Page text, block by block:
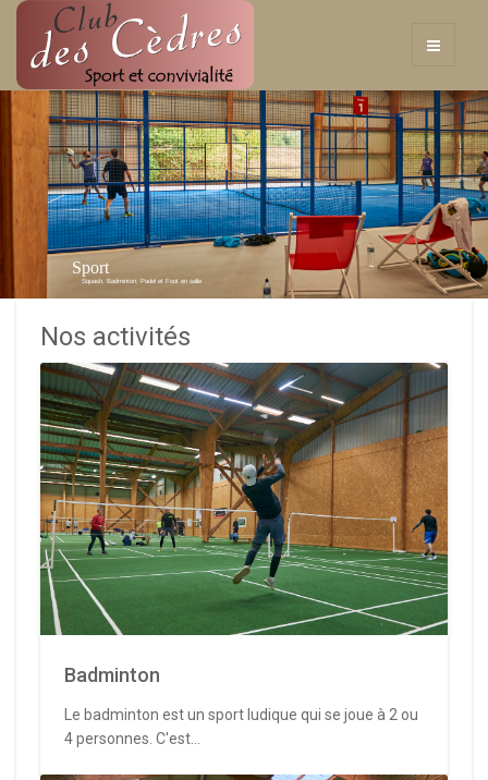
Sport
Squash, Badminton, Padel et Foot en salle
Nos activités
Badminton
Le badminton est un sport ludique qui se joue à 2 ou
4 personnes. C'est...